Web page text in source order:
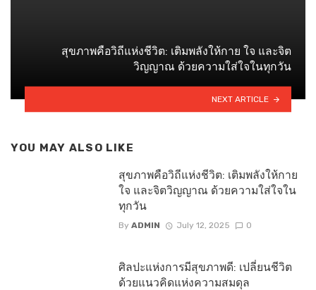
สุขภาพคือวิถีแห่งชีวิต: เติมพลังให้กาย ใจ และจิต
วิญญาณ ด้วยความใส่ใจในทุกวัน
NEXT ARTICLE
YOU MAY ALSO LIKE
สุขภาพคือวิถีแห่งชีวิต: เติมพลังให้กาย
ใจ และจิตวิญญาณ ด้วยความใส่ใจใน
ทุกวัน
By ADMIN July 12, 2025 0
ศิลปะแห่งการมีสุขภาพดี: เปลี่ยนชีวิต
ด้วยแนวคิดแห่งความสมดุล